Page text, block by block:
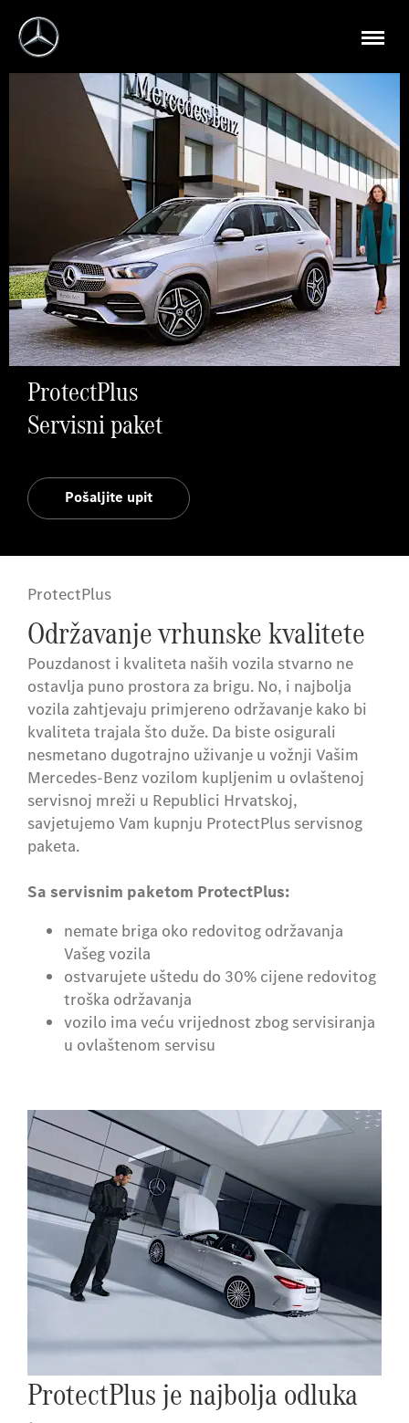
ProtectPlus
Servisni paket
Pošaljite upit
ProtectPlus
Održavanje vrhunske kvalitete
Pouzdanost i kvaliteta naših vozila stvarno ne
ostavlja puno prostora za brigu. No, i najbolja
vozila zahtjevaju primjereno održavanje kako bi
kvaliteta trajala što duže. Da biste osigurali
nesmetano dugotrajno uživanje u vožnji Vašim
Mercedes-Benz vozilom kupljenim u ovlaštenoj
servisnoj mreži u Republici Hrvatskoj,
savjetujemo Vam kupnju ProtectPlus servisnog
paketa.
Sa servisnim paketom ProtectPlus:
nemate briga oko redovitog održavanja
Vašeg vozila
ostvarujete uštedu do 30% cijene redovitog
troška održavanja
vozilo ima veću vrijednost zbog servisiranja
u ovlaštenom servisu
ProtectPlus je najbolja odluka